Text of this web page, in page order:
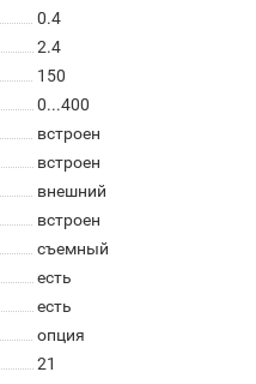
0.4
2.4
150
0...400
встроен
встроен
внешний
встроен
съемный
есть
есть
опция
21